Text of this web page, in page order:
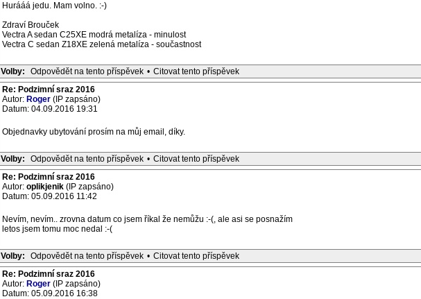
Hurááá jedu. Mam volno. :-)
Zdraví Brouček
Vectra A sedan C25XE modrá metalíza - minulost
Vectra C sedan Z18XE zelená metalíza - součastnost
Volby: Odpovědět na tento příspěvek • Citovat tento příspěvek
Re: Podzimní sraz 2016
Autor: Roger (IP zapsáno)
Datum: 04.09.2016 19:31
Objednavky ubytování prosím na můj email, díky.
Volby: Odpovědět na tento příspěvek • Citovat tento příspěvek
Re: Podzimní sraz 2016
Autor: oplikjenik (IP zapsáno)
Datum: 05.09.2016 11:42
Nevím, nevím.. zrovna datum co jsem říkal že nemůžu :-(, ale asi se posnažím
letos jsem tomu moc nedal :-(
Volby: Odpovědět na tento příspěvek • Citovat tento příspěvek
Re: Podzimní sraz 2016
Autor: Roger (IP zapsáno)
Datum: 05.09.2016 16:38